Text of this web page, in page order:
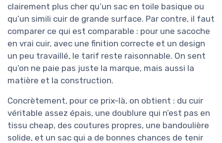
clairement plus cher qu’un sac en toile basique ou
qu’un simili cuir de grande surface. Par contre, il faut
comparer ce qui est comparable : pour une sacoche
en vrai cuir, avec une finition correcte et un design
un peu travaillé, le tarif reste raisonnable. On sent
qu’on ne paie pas juste la marque, mais aussi la
matière et la construction.
Concrètement, pour ce prix-là, on obtient : du cuir
véritable assez épais, une doublure qui n’est pas en
tissu cheap, des coutures propres, une bandoulière
solide, et un sac qui a de bonnes chances de tenir